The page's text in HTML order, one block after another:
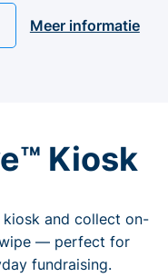
Meer informatie
Kiosk
and collect on-
— perfect for
fundraising.